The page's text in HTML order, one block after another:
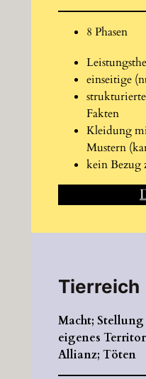
8 Phasen
einseitige
Fakten
Kleidung
Mustern
kein Bezug
Tierreich
Macht;
eigenes
Allianz; Töten